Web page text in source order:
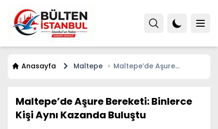
Anasayfa Maltepe
Maltepe’de Aşure
Maltepe’de Aşure Bereketi: Binlerce
Kişi Aynı Kazanda Buluştu